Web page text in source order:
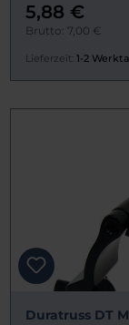
5,88 €
Brutto: 7,00 €
Lieferzeit: 1-2
Duratruss DT